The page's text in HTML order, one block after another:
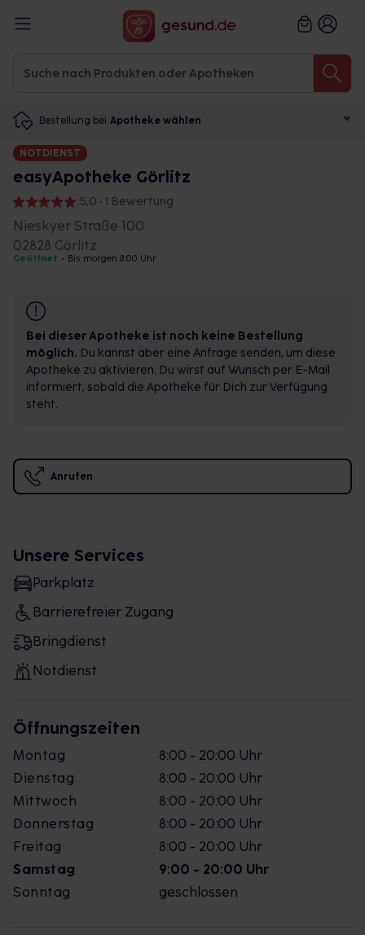
Bestellung bei Apotheke wählen
NOTDIENST
easyApotheke Görlitz
5,0 • 1 Bewertung
Nieskyer Straße 100
02828 Görlitz
Geöffnet • Bis morgen 8:00 Uhr
Bei dieser Apotheke ist noch keine Bestellung
möglich. Du kannst aber eine Anfrage senden, um diese
Apotheke zu aktivieren. Du wirst auf Wunsch per E-Mail
informiert, sobald die Apotheke für Dich zur Verfügung
steht.
Anrufen
Unsere Services
Parkplatz
Barrierefreier Zugang
Bringdienst
Notdienst
Öffnungszeiten
Montag
8:00 - 20:00 Uhr
Dienstag
8:00 - 20:00 Uhr
Mittwoch
8:00 - 20:00 Uhr
Donnerstag
8:00 - 20:00 Uhr
Freitag
8:00 - 20:00 Uhr
Samstag
9:00 - 20:00 Uhr
Sonntag
geschlossen